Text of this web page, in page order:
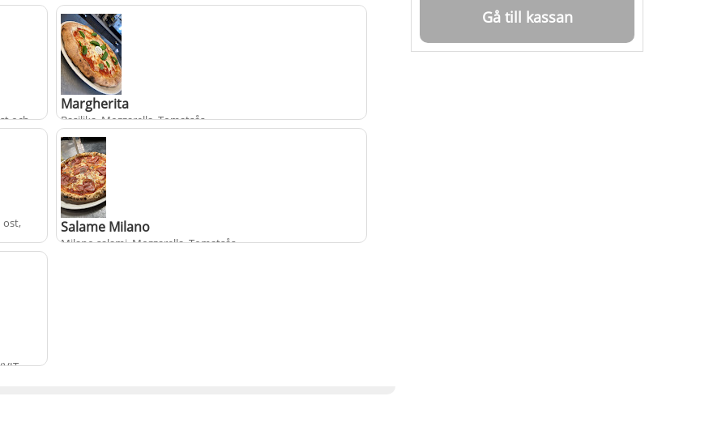
Gå till kassan
och
Margherita
Basilika, Mozzarella, Tomatsås.
+ fr.från
ost,
Salame Milano
Milano salami, Mozzarella, Tomatsås.